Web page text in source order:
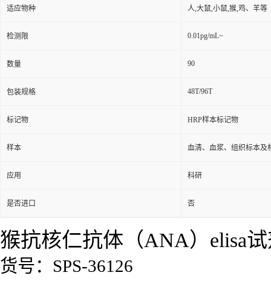
适应物种 人,大鼠,小鼠,猴,鸡、羊等
检测限 0.01pg/mL~
数量 90
包装规格 48T/96T
标记物 HRP样本标记物
样本 血清、血浆、组织标本及
应用 科研
是否进口 否
猴抗核仁抗体（ANA）elisa
货号：SPS-36126